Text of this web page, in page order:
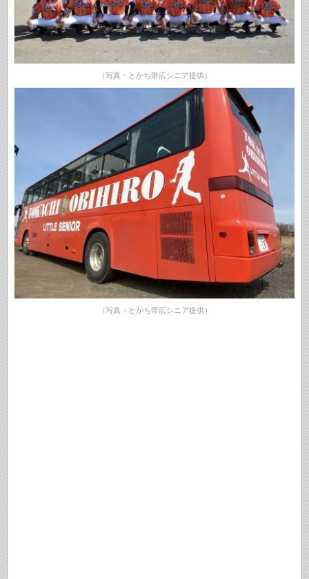
（写真・とかち帯広シニア提供）
（写真・とかち帯広シニア提供）